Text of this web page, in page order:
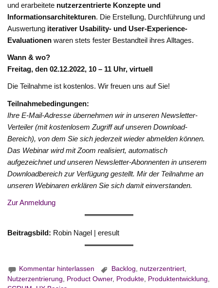
und erarbeitete nutzerzentrierte Konzepte und
Informationsarchitekturen. Die Erstellung, Durchführung und
Auswertung iterativer Usability- und User-Experience-
Evaluationen waren stets fester Bestandteil ihres Alltages.
Wann & wo?
Freitag, den 02.12.2022, 10 – 11 Uhr, virtuell
Die Teilnahme ist kostenlos. Wir freuen uns auf Sie!
Teilnahmebedingungen:
Ihre E-Mail-Adresse übernehmen wir in unseren Newsletter-
Verteiler (mit kostenlosem Zugriff auf unseren Download-
Bereich), von dem Sie sich jederzeit wieder abmelden können.
Das Webinar wird mit Zoom realisiert, automatisch
aufgezeichnet und unseren Newsletter-Abonnenten in unserem
Downloadbereich zur Verfügung gestellt. Mir der Teilnahme an
unseren Webinaren erklären Sie sich damit einverstanden.
Zur Anmeldung
Beitragsbild: Robin Nagel | eresult
Kommentar hinterlassen Backlog, nutzerzentriert,
Nutzerzentrierung
Product Owner, Produkte Produktentwicklung